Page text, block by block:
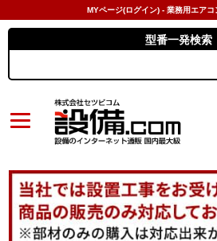
MYページ(ログイン) - 業務用エアコ
型番一発検索